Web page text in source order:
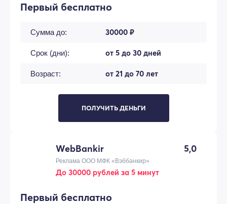
Первый бесплатно
Сумма до: 30000 ₽
Срок (дни): от 5 до 30 дней
Возраст: от 21 до 70 лет
ПОЛУЧИТЬ ДЕНЬГИ
WebBankir 5,0
Реклама ООО МФК «Вэббанкир»
До 30000 рублей за 5 минут
Первый бесплатно